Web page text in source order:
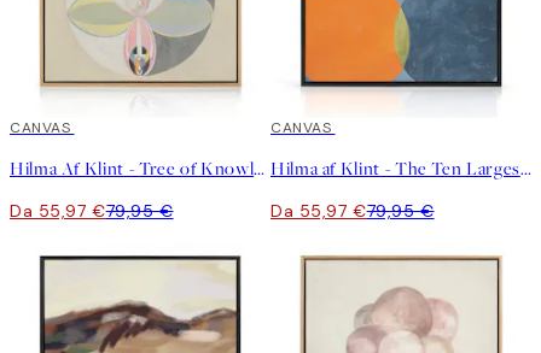
30%*
CANVAS
Hilma Af Klint - Tree of Knowledge, No. 5 Canvas
Da 55,97 €79,95 €
30%*
CANVAS
Hilma af Klint - The Ten Largest, Childhood, No. 2
Da 55,97 €79,95 €